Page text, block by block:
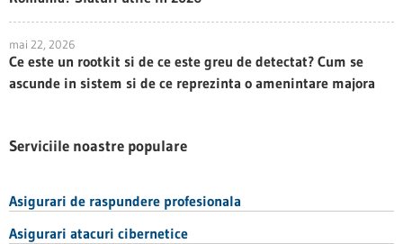
mai 22, 2026
Ce este un rootkit si de ce este greu de detectat? Cum se
ascunde in sistem si de ce reprezinta o amenintare majora
Serviciile noastre populare
Asigurari de raspundere profesionala
Asigurari atacuri cibernetice